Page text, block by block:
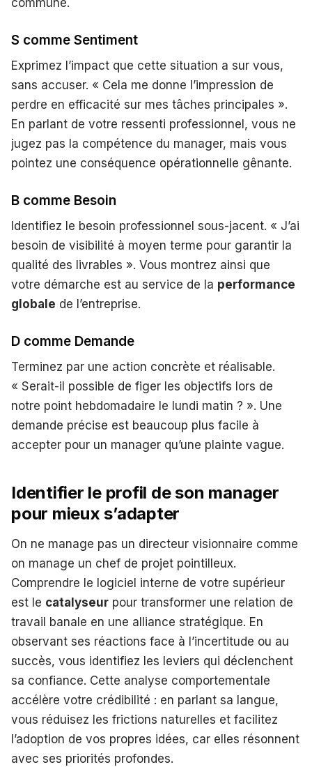
commune.
S comme Sentiment
Exprimez l’impact que cette situation a sur vous,
sans accuser. « Cela me donne l’impression de
perdre en efficacité sur mes tâches principales ».
En parlant de votre ressenti professionnel, vous ne
jugez pas la compétence du manager, mais vous
pointez une conséquence opérationnelle gênante.
B comme Besoin
Identifiez le besoin professionnel sous-jacent. « J’ai
besoin de visibilité à moyen terme pour garantir la
qualité des livrables ». Vous montrez ainsi que
votre démarche est au service de la performance
globale de l’entreprise.
D comme Demande
Terminez par une action concrète et réalisable.
« Serait-il possible de figer les objectifs lors de
notre point hebdomadaire le lundi matin ? ». Une
demande précise est beaucoup plus facile à
accepter pour un manager qu’une plainte vague.
Identifier le profil de son manager
pour mieux s’adapter
On ne manage pas un directeur visionnaire comme
on manage un chef de projet pointilleux.
Comprendre le logiciel interne de votre supérieur
est le catalyseur pour transformer une relation de
travail banale en une alliance stratégique. En
observant ses réactions face à l’incertitude ou au
succès, vous identifiez les leviers qui déclenchent
sa confiance. Cette analyse comportementale
accélère votre crédibilité : en parlant sa langue,
vous réduisez les frictions naturelles et facilitez
l’adoption de vos propres idées, car elles résonnent
avec ses priorités profondes.